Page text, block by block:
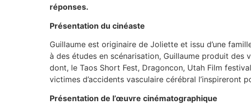
réponses.
Présentation du cinéaste
Guillaume est originaire de Joliette et issu d’une
à des études en scénarisation, Guillaume produit
dont, le Taos Short Fest, Dragoncon, Utah Film
victimes d’accidents vasculaire cérébral l’inspireront
Présentation de l’œuvre cinématographique